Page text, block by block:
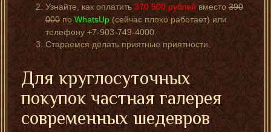
Узнайте, как оплатить370 500 рублейвместо390
000поWhatsUp (сейчас плохо работает) или
телефону +7-903-749-4000.
Стараемся делать приятные приятности.
Для круглосуточных
покупок частная галерея
современных шедевров